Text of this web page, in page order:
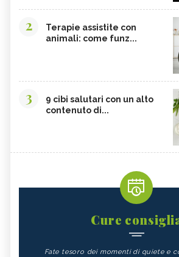
2
Terapie assistite con
animali: come funz...
3
9 cibi salutari con un alto
contenuto di...
Cure
Fate tesoro dei momenti di quiete e